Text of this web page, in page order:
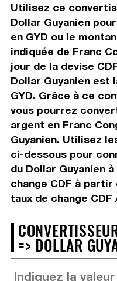
Utilisez ce
Dollar Guyanien
en GYD ou le
indiquée de Franc
jour de la devise
Dollar Guyanien est
GYD. Grâce à ce
vous pourrez
argent en Franc
Guyanien. Utilisez
ci-dessous pour
du Dollar Guyanien
change CDF à
taux de change CDF
=> DOLLAR